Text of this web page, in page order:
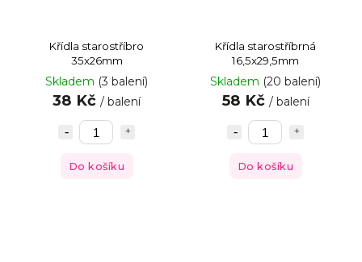
Křídla starostříbro
35x26mm
Skladem (3 balení)
38 Kč / balení
Do košíku
Křídla starostříbrná
16,5x29,5mm
Skladem (20 balení)
58 Kč / balení
Do košíku